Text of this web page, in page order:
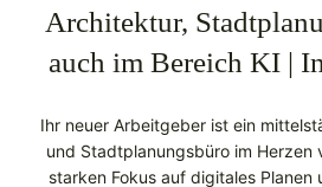
Architektur,
auch im Bereich KI |
Ihr neuer Arbeitgeber ist ein
und Stadtplanungsbüro im Herzen
starken Fokus auf digitales Planen